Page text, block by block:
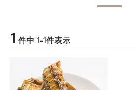
1件中 1-1 件表示